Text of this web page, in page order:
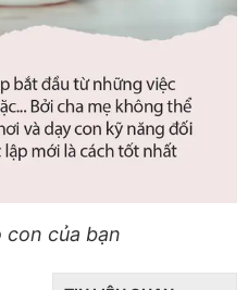
con của bạn